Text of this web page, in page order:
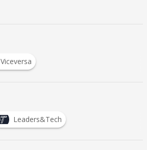
Viceversa
Leaders&Tech